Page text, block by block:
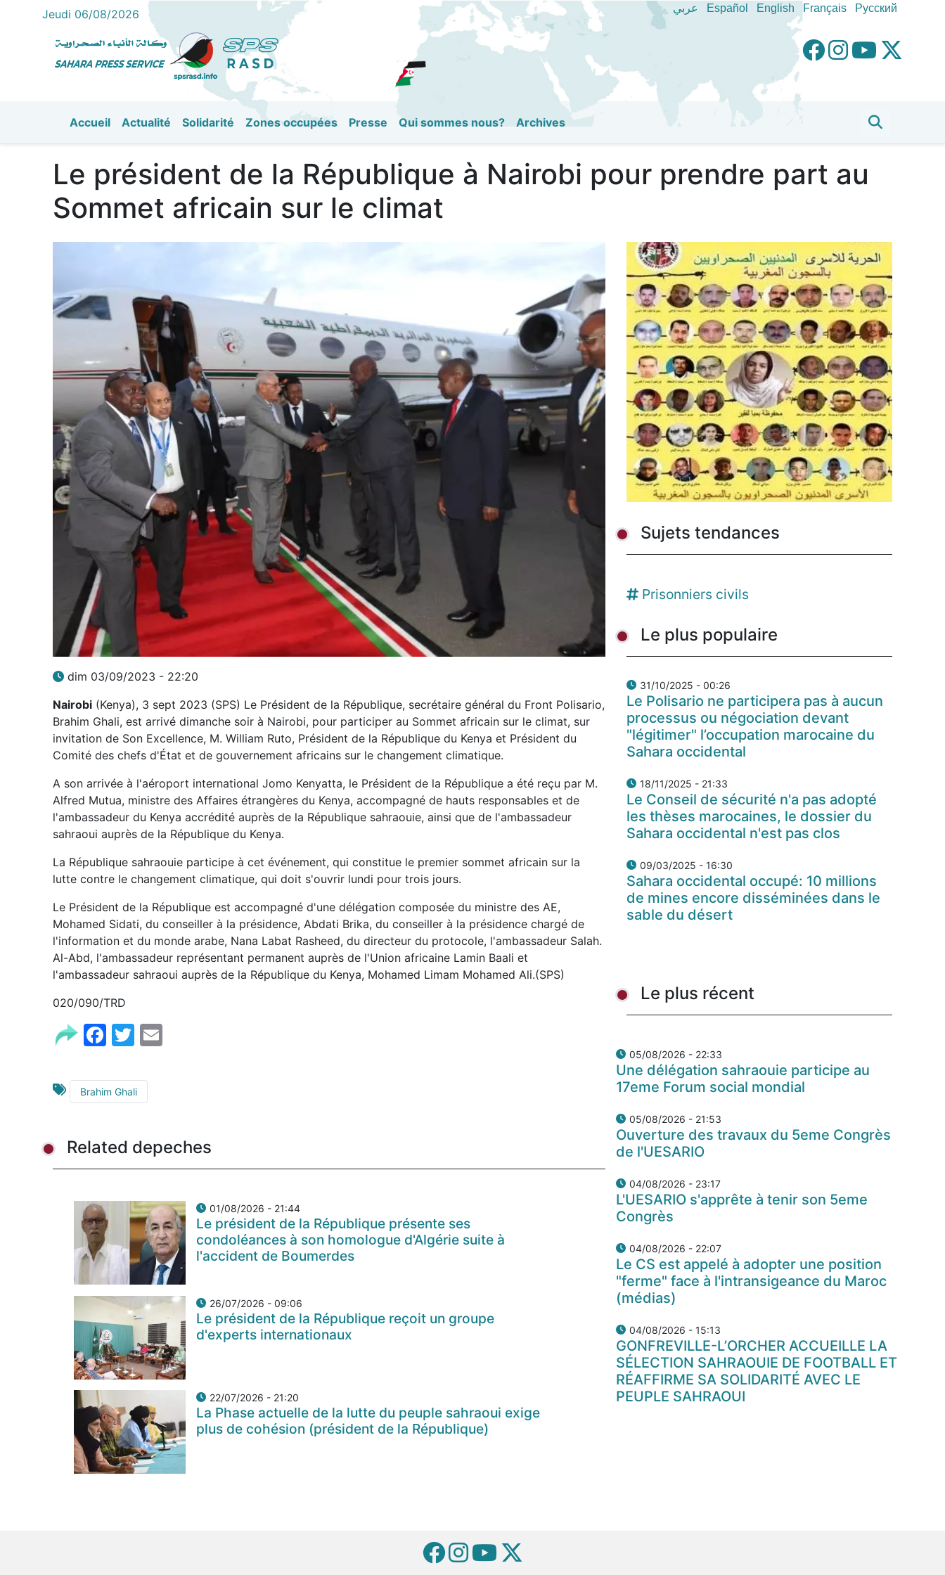
Aller
au
contenu
Jeudi 06/08/2026 عربي Español English Français Pусский
Accueil Actualité Solidarité Zones occupées Presse Qui sommes nous? Archives
Le président de la République à Nairobi pour prendre part au
Sommet africain sur le climat
dim 03/09/2023 - 22:20
Nairobi (Kenya), 3 sept 2023 (SPS) Le Président de la République, secrétaire général du Front Polisario,
Brahim Ghali, est arrivé dimanche soir à Nairobi, pour participer au Sommet africain sur le climat, sur
invitation de Son Excellence, M. William Ruto, Président de la République du Kenya et Président du
Comité des chefs d'État et de gouvernement africains sur le changement climatique.
A son arrivée à l'aéroport international Jomo Kenyatta, le Président de la République a été reçu par M.
Alfred Mutua, ministre des Affaires étrangères du Kenya, accompagné de hauts responsables et de
l'ambassadeur du Kenya accrédité auprès de la République sahraouie, ainsi que de l'ambassadeur
sahraoui auprès de la République du Kenya.
La République sahraouie participe à cet événement, qui constitue le premier sommet africain sur la
lutte contre le changement climatique, qui doit s'ouvrir lundi pour trois jours.
Le Président de la République est accompagné d'une délégation composée du ministre des AE,
Mohamed Sidati, du conseiller à la présidence, Abdati Brika, du conseiller à la présidence chargé de
l'information et du monde arabe, Nana Labat Rasheed, du directeur du protocole, l'ambassadeur Salah.
Al-Abd, l'ambassadeur représentant permanent auprès de l'Union africaine Lamin Baali et
l'ambassadeur sahraoui auprès de la République du Kenya, Mohamed Limam Mohamed Ali.(SPS)
020/090/TRD
Facebook
Twitter
Brahim Ghali
Related depeches
01/08/2026 - 21:44
Le président de la République présente ses
condoléances à son homologue d'Algérie suite à
l'accident de Boumerdes
26/07/2026 - 09:06
Le président de la République reçoit un groupe
d'experts internationaux
22/07/2026 - 21:20
La Phase actuelle de la lutte du peuple sahraoui exige
plus de cohésion (président de la République)
Sujets tendances
Prisonniers civils
Le plus populaire
31/10/2025 - 00:26
Le Polisario ne participera pas à aucun
processus ou négociation devant
"légitimer" l’occupation marocaine du
Sahara occidental
18/11/2025 - 21:33
Le Conseil de sécurité n'a pas adopté
les thèses marocaines, le dossier du
Sahara occidental n'est pas clos
09/03/2025 - 16:30
Sahara occidental occupé: 10 millions
de mines encore disséminées dans le
sable du désert
Le plus récent
05/08/2026 - 22:33
Une délégation sahraouie participe au
17eme Forum social mondial
05/08/2026 - 21:53
Ouverture des travaux du 5eme Congrès
de l'UESARIO
04/08/2026 - 23:17
L'UESARIO s'apprête à tenir son 5eme
Congrès
04/08/2026 - 22:07
Le CS est appelé à adopter une position
"ferme" face à l'intransigeance du Maroc
(médias)
04/08/2026 - 15:13
GONFREVILLE-L’ORCHER ACCUEILLE LA
SÉLECTION SAHRAOUIE DE FOOTBALL ET
RÉAFFIRME SA SOLIDARITÉ AVEC LE
PEUPLE SAHRAOUI